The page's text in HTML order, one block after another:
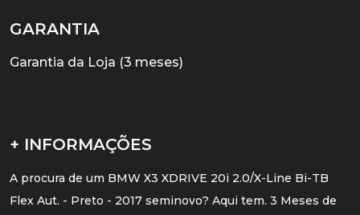
GARANTIA
Garantia da Loja (3 meses)
+ INFORMAÇÕES
A procura de um BMW X3 XDRIVE 20i 2.0/X-Line Bi-TB
Flex Aut. - Preto - 2017 seminovo? Aqui tem. 3 Meses de